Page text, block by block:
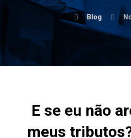
Blog
E se eu não
meus